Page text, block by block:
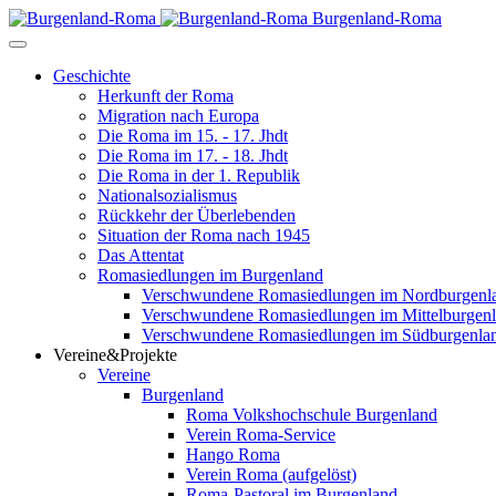
Burgenland-Roma
Geschichte
Herkunft der Roma
Migration nach Europa
Die Roma im 15. - 17. Jhdt
Die Roma im 17. - 18. Jhdt
Die Roma in der 1. Republik
Nationalsozialismus
Rückkehr der Überlebenden
Situation der Roma nach 1945
Das Attentat
Romasiedlungen im Burgenland
Verschwundene Romasiedlungen im
Verschwundene Romasiedlungen im
Verschwundene Romasiedlungen im
Vereine&Projekte
Vereine
Burgenland
Roma Volkshochschule Burgenland
Verein Roma-Service
Hango Roma
Verein Roma (aufgelöst)